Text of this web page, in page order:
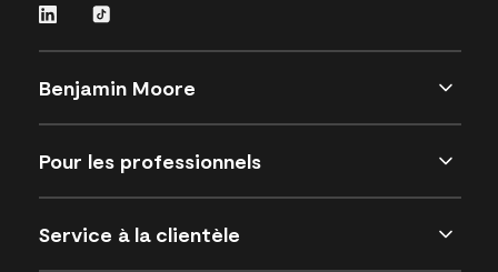
Benjamin Moore
Pour les professionnels
Service à la clientèle